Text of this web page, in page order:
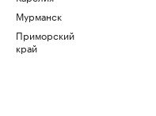
Мурманск
Приморский
край